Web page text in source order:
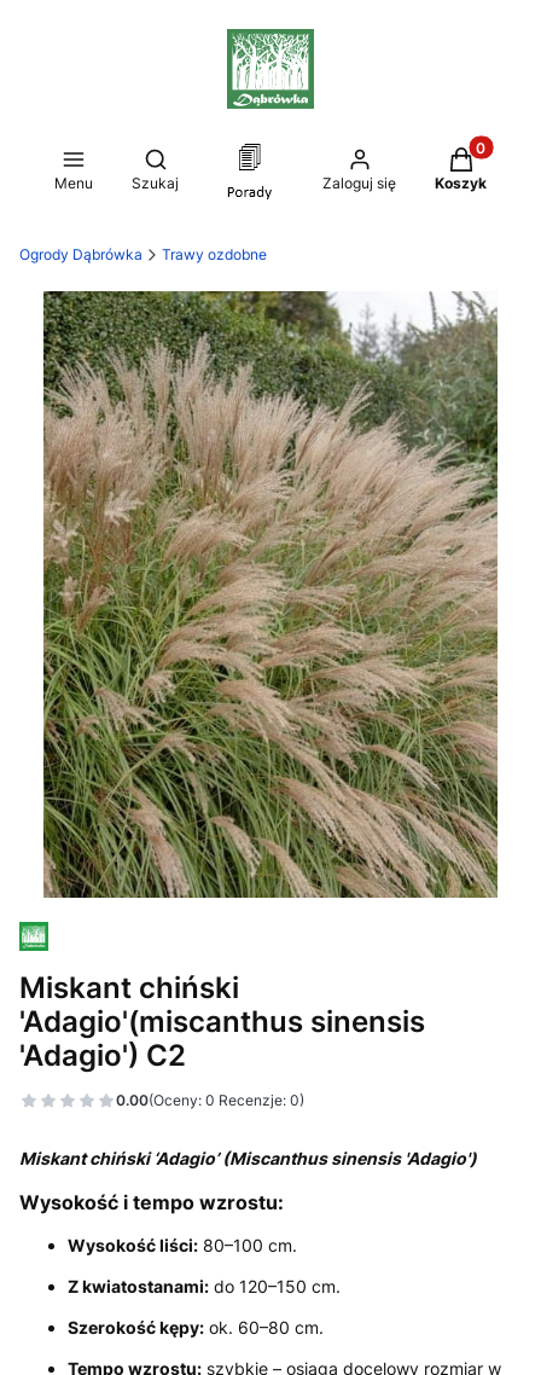
Menu
Otwórz wyszukiwarkę
Szukaj Zaloguj się
Produkty
Koszyk
Ogrody Dąbrówka Trawy ozdobne
Miskant chiński
'Adagio'(miscanthus sinensis
'Adagio') C2
0.00(Oceny: 0 Recenzje: 0)
Miskant chiński ‘Adagio’ (Miscanthus sinensis 'Adagio')
Wysokość i tempo wzrostu:
Wysokość liści: 80–100 cm.
Z kwiatostanami: do 120–150 cm.
Szerokość kępy: ok. 60–80 cm.
Tempo wzrostu: szybkie – osiąga docelowy rozmiar w